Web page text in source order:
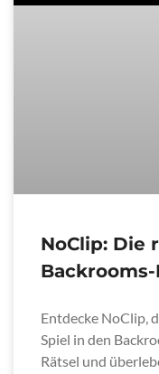
NoClip: Die
Entdecke NoClip,
Spiel in den
Rätsel und